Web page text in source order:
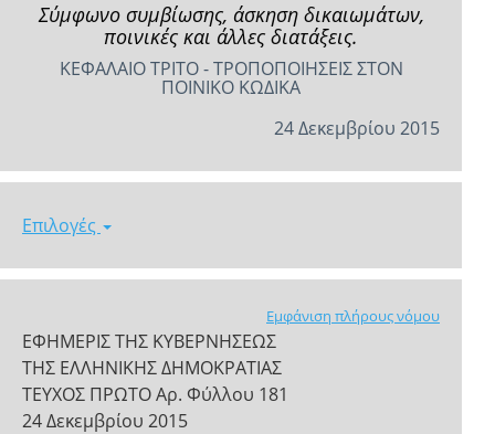
Σύμφωνο συμβίωσης, άσκηση δικαιωμάτων,
ποινικές και άλλες διατάξεις.
ΚΕΦΑΛΑΙΟ ΤΡΙΤΟ - ΤΡΟΠΟΠΟΙΗΣΕΙΣ ΣΤΟΝ
ΠΟΙΝΙΚΟ ΚΩΔΙΚΑ
24 Δεκεμβρίου 2015
Επιλογές
Εμφάνιση πλήρους νόμου
ΕΦΗΜΕΡΙΣ ΤΗΣ ΚΥΒΕΡΝΗΣΕΩΣ
ΤΗΣ ΕΛΛΗΝΙΚΗΣ ΔΗΜΟΚΡΑΤΙΑΣ
ΤΕΥΧΟΣ ΠΡΩΤΟ Αρ. Φύλλου 181
24 Δεκεμβρίου 2015